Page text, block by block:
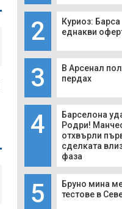
2
Куриоз:
еднакви
3
В Арсенал
пердах
4
Барселона
Родри!
отхвърли
сделката
фаза
5
Бруно мина
тестове в